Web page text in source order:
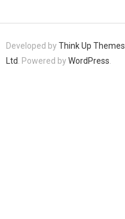
Developed byThink Up Themes
Ltd . Powered byWordPress